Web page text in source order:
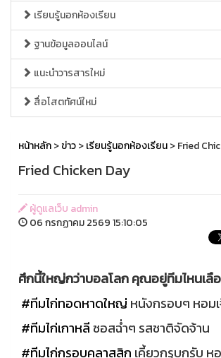
เรียนรู้นอกห้องเรียน
ฐานข้อมูลออนไลน์
แนะนำวารสารใหม่
สื่อโสตทัศน์ใหม่
หน้าหลัก>ข่าว>เรียนรู้นอกห้องเรียน> Fried
Fried Chicken Day
ผู้ดูแลเว็บ admin
06 กรกฏาคม 2569 15:10:05
ศึกนี้ใหญ่กว่าบอลโลก คุณอยู่ทีมไหนเลื
#ทีมไก่ทอดหาดใหญ่ หนังกรอบๆ หอม
#ทีมไก่เกาหลี ซอสฉ่ำๆ รสชาติจัดจ้าน
#ทีมไก่กรอบคลาสสิก เคี้ยวกรุบกรับ ห